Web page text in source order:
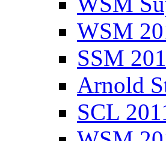
WSM
SSM
Arnold
SCL